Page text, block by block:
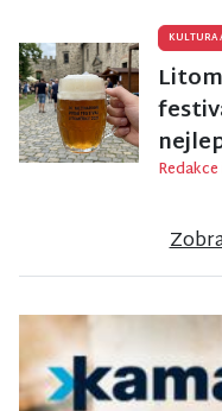
KULTURA